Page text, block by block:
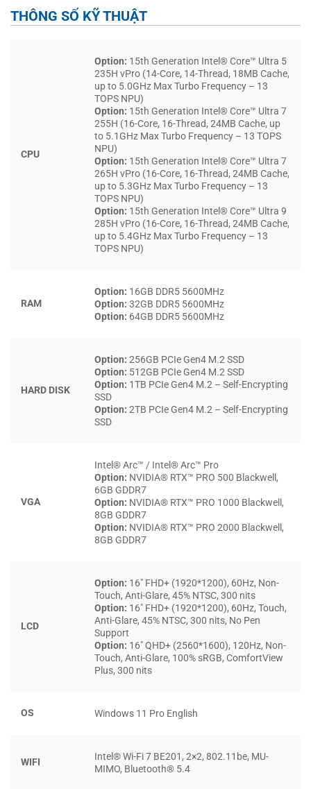
Máy đạt chuẩn độ bền quân đội MIL-STD 810H, đã được
kiểm nghiệm ở điều kiện nhiệt độ cực đoan, độ ẩm cao và
va đập liên tục. Kích thước 358 x 256mm, độ dày từ 15.08
đến 25.60mm tạo không gian làm việc rộng rãi trên màn
hình 16 inch tỷ lệ 16:10. Cổng kết nối được bố trí hợp lý hai
bên, dễ thao tác với nhiều thiết bị ngoại vi cùng lúc. Tất cả
những yếu tố này gộp lại khiến
thành lựa chọn đáng tin cho công tác dài ngày.
HIỆU NĂNG MẠNH MẼ VỚI CPU INTEL
BLACKWELL
lựa chọn từ Core Ultra 5 235H (14 nhân, tối đa 5GHz), Core
Ultra 7 265H vPro (16 nhân, 5.3GHz) đến Core Ultra 9 285H
vPro (16 nhân, 5.4GHz). NPU tích hợp xử lý AI cục bộ tốc
độ cao, không phụ thuộc cloud, đặc biệt hữu ích cho kỹ sư
THÔNG SỐ KỸ THUẬT
CPU
Option: 15th Generation Intel® Core™ Ultra 5
235H vPro (14-Core, 14-Thread, 18MB Cache,
up to 5.0GHz Max Turbo Frequency – 13
TOPS NPU)
Option: 15th Generation Intel® Core™ Ultra 7
255H (16-Core, 16-Thread, 24MB Cache, up
to 5.1GHz Max Turbo Frequency – 13 TOPS
NPU)
Option: 15th Generation Intel® Core™ Ultra 7
265H vPro (16-Core, 16-Thread, 24MB Cache,
up to 5.3GHz Max Turbo Frequency – 13
TOPS NPU)
Option: 15th Generation Intel® Core™ Ultra 9
285H vPro (16-Core, 16-Thread, 24MB Cache,
up to 5.4GHz Max Turbo Frequency – 13
TOPS NPU)
RAM
Option: 16GB DDR5 5600MHz
Option: 32GB DDR5 5600MHz
Option: 64GB DDR5 5600MHz
HARD DISK
Option: 256GB PCIe Gen4 M.2 SSD
Option: 512GB PCIe Gen4 M.2 SSD
Option: 1TB PCIe Gen4 M.2 – Self-Encrypting
SSD
Option: 2TB PCIe Gen4 M.2 – Self-Encrypting
SSD
VGA
Intel® Arc™ / Intel® Arc™ Pro
Option: NVIDIA® RTX™ PRO 500 Blackwell,
6GB GDDR7
Option: NVIDIA® RTX™ PRO 1000 Blackwell,
8GB GDDR7
Option: NVIDIA® RTX™ PRO 2000 Blackwell,
8GB GDDR7
LCD
Option: 16″ FHD+ (1920*1200), 60Hz, Non-
Touch, Anti-Glare, 45% NTSC, 300 nits
Option: 16″ FHD+ (1920*1200), 60Hz, Touch,
Anti-Glare, 45% NTSC, 300 nits, No Pen
Support
Option: 16″ QHD+ (2560*1600), 120Hz, Non-
Touch, Anti-Glare, 100% sRGB, ComfortView
Plus, 300 nits
OS Windows 11 Pro English
WIFI
Intel® Wi-Fi 7 BE201, 2×2, 802.11be, MU-
MIMO, Bluetooth® 5.4